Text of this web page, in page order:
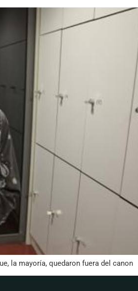
la mayoría, quedaron fuera del canon